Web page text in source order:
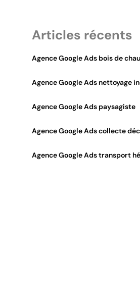
Articles récents
Agence Google Ads bois de
Agence Google Ads nettoyage
Agence Google Ads paysagiste
Agence Google Ads collecte
Agence Google Ads transport